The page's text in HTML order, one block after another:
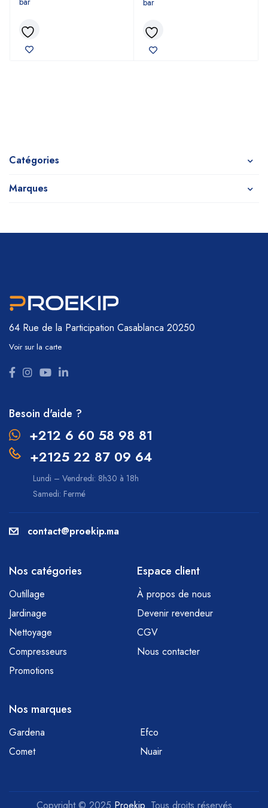
Catégories
Marques
bar
64 Rue de la Participation Casablanca 20250
Voir sur la carte
Besoin d'aide ?
+212 6 60 58 98 81
+2125 22 87 09 64
Lundi – Vendredi: 8h30 à 18h
Samedi: Fermé
contact@proekip.ma
Nos catégories
Outillage
Jardinage
Nettoyage
Compresseurs
Promotions
Espace client
À propos de nous
Devenir revendeur
CGV
Nous contacter
Nos marques
Gardena
Efco
Comet
Nuair